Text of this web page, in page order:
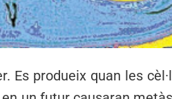
Es produeix quan les